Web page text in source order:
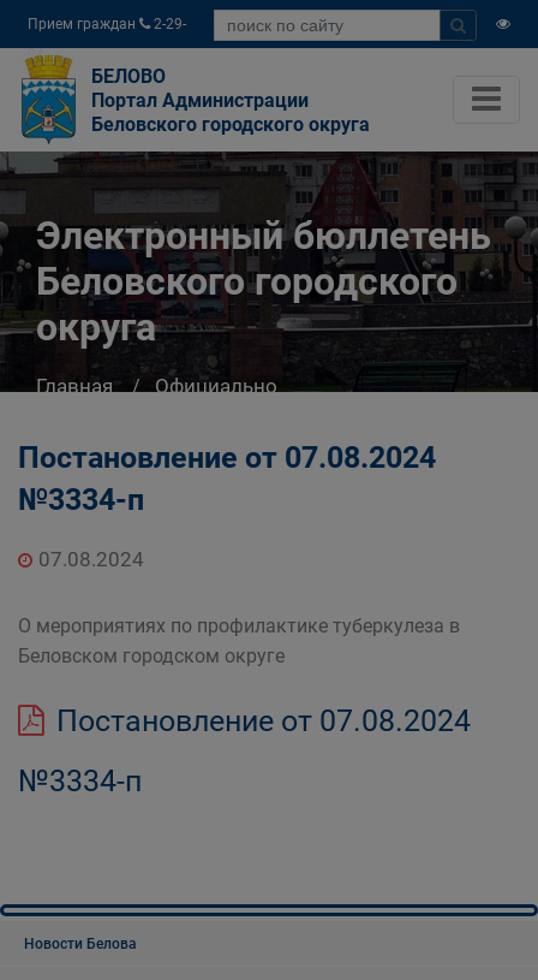
Прием граждан
2-29-
04
БЕЛОВО
Портал Администрации
Беловского городского округа
Электронный бюллетень
Беловского городского
округа
Главная
Официально
Постановление от 07.08.2024
№3334-п
07.08.2024
О мероприятиях по профилактике туберкулеза в
Беловском городском округе
Постановление от 07.08.2024
№3334-п
Новости Белова